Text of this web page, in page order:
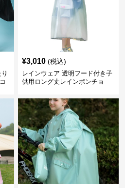
¥3,010 (税込)
レインウェア 透明フード付き子
供用ロング丈レインポンチョ